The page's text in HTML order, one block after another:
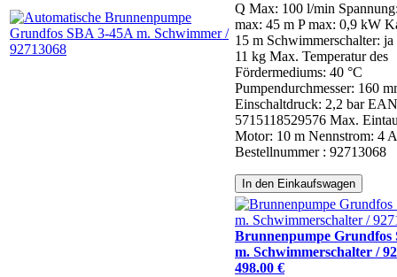
Q Max: 100 l/min
max: 45 m P max: 0,9 kW
15 m Schwimmerschalter: ja
11 kg Max. Temperatur des
Fördermediums: 40 °C
Pumpendurchmesser: 160
Einschaltdruck: 2,2 bar
5715118529576 Max.
Motor: 10 m Nennstrom: 4 A
Bestellnummer : 92713068
In den Einkaufswagen
Brunnenpumpe Grundfos
m. Schwimmerschalter /
498.00 €